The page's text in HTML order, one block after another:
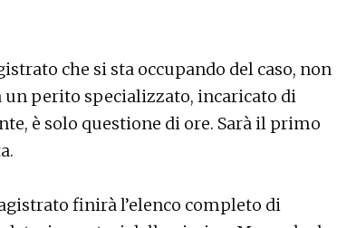
che si sta occupando del caso, non
un perito specializzato, incaricato di
è solo questione di ore. Sarà il primo
finirà l’elenco completo di